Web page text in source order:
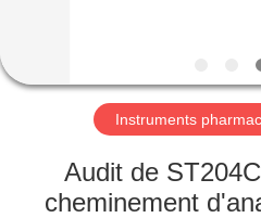
DE
NOUS
VISITE
D'USINE
Instruments
Audit de
cheminement